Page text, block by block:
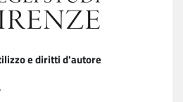
e diritti d'autore